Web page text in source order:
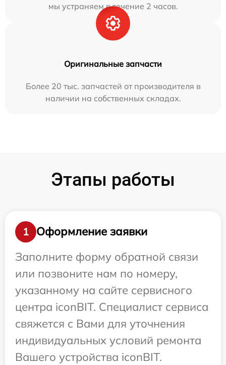
мы устраняем в течение 2 часов.
Оригинальные запчасти
Более 20 тыс. запчастей от производителя в
наличии на собственных складах.
Этапы работы
1
Оформление заявки
Заполните форму обратной связи
или позвоните нам по номеру,
указанному на сайте сервисного
центра iconBIT. Специалист сервиса
свяжется с Вами для уточнения
индивидуальных условий ремонта
Вашего устройства iconBIT.